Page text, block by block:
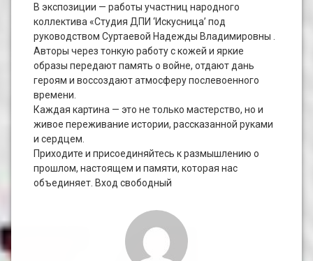
В экспозиции — работы участниц народного
коллектива «Студия ДПИ ‘Искусница’ под
руководством Суртаевой Надежды Владимировны .
Авторы через тонкую работу с кожей и яркие
образы передают память о войне, отдают дань
героям и воссоздают атмосферу послевоенного
времени.
Каждая картина — это не только мастерство, но и
живое переживание истории, рассказанной руками
и сердцем.
Приходите и присоединяйтесь к размышлению о
прошлом, настоящем и памяти, которая нас
объединяет. Вход свободный